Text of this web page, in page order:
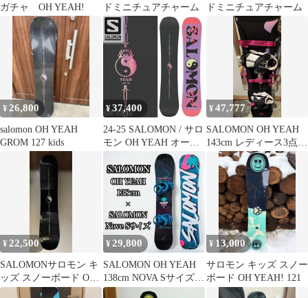
ガチャ OH YEAH!
ドミニチュアチャーム
ドミニチュアチャーム
¥ 26,800
salomon OH YEAH
GROM 127 kids
¥37,400
24-25 SALOMON / サロ
モン OH YEAH オーイ
エ レディース スノーボ
ード 板 2025 型落ち
¥47,777
SALOMON OH YEAH
143cm レディース3点セ
ット 美品
¥22,500
SALOMONサロモン キ
ッズ スノーボード OH
YEAH 130cm
¥29,800
SALOMON OH YEAH
138cm NOVA Sサイズ 2
点セット 板
¥ 13,000
サロモン キッズ スノー
ボード OH YEAH! 121